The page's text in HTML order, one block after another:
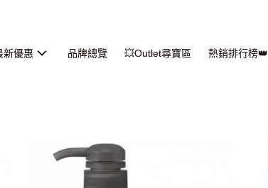
新優惠 品牌總覽 💥Outlet尋寶區 熱銷排行榜👑